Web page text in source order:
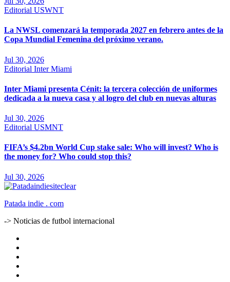
Editorial USWNT
La NWSL comenzará la temporada 2027 en febrero antes de la
Copa Mundial Femenina del próximo verano.
Jul 30, 2026
Editorial Inter Miami
Inter Miami presenta Cénit: la tercera colección de uniformes
dedicada a la nueva casa y al logro del club en nuevas alturas
Jul 30, 2026
Editorial USMNT
FIFA’s $4.2bn World Cup stake sale: Who will invest? Who is
the money for? Who could stop this?
Jul 30, 2026
Patada indie . com
-> Noticias de futbol internacional